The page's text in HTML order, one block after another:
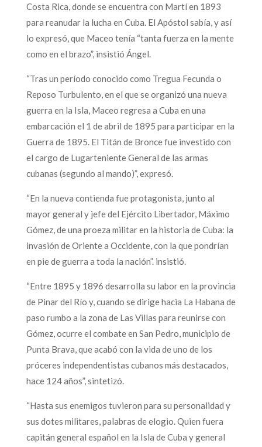
Costa Rica, donde se encuentra con Martí en 1893
para reanudar la lucha en Cuba. El Apóstol sabía, y así
lo expresó, que Maceo tenía “tanta fuerza en la mente
como en el brazo”, insistió Ángel.
“Tras un período conocido como Tregua Fecunda o
Reposo Turbulento, en el que se organizó una nueva
guerra en la Isla, Maceo regresa a Cuba en una
embarcación el 1 de abril de 1895 para participar en la
Guerra de 1895. El Titán de Bronce fue investido con
el cargo de Lugarteniente General de las armas
cubanas (segundo al mando)”, expresó.
“En la nueva contienda fue protagonista, junto al
mayor general y jefe del Ejército Libertador, Máximo
Gómez, de una proeza militar en la historia de Cuba: la
invasión de Oriente a Occidente, con la que pondrían
en pie de guerra a toda la nación”. insistió.
“Entre 1895 y 1896 desarrolla su labor en la provincia
de Pinar del Río y, cuando se dirige hacia La Habana de
paso rumbo a la zona de Las Villas para reunirse con
Gómez, ocurre el combate en San Pedro, municipio de
Punta Brava, que acabó con la vida de uno de los
próceres independentistas cubanos más destacados,
hace 124 años”, sintetizó.
“Hasta sus enemigos tuvieron para su personalidad y
sus dotes militares, palabras de elogio. Quien fuera
capitán general español en la Isla de Cuba y general